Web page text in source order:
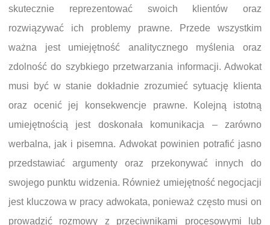
skutecznie reprezentować swoich klientów oraz
rozwiązywać ich problemy prawne. Przede wszystkim
ważna jest umiejętność analitycznego myślenia oraz
zdolność do szybkiego przetwarzania informacji. Adwokat
musi być w stanie dokładnie zrozumieć sytuację klienta
oraz ocenić jej konsekwencje prawne. Kolejną istotną
umiejętnością jest doskonała komunikacja – zarówno
werbalna, jak i pisemna. Adwokat powinien potrafić jasno
przedstawiać argumenty oraz przekonywać innych do
swojego punktu widzenia. Również umiejętność negocjacji
jest kluczowa w pracy adwokata, ponieważ często musi on
prowadzić rozmowy z przeciwnikami procesowymi lub